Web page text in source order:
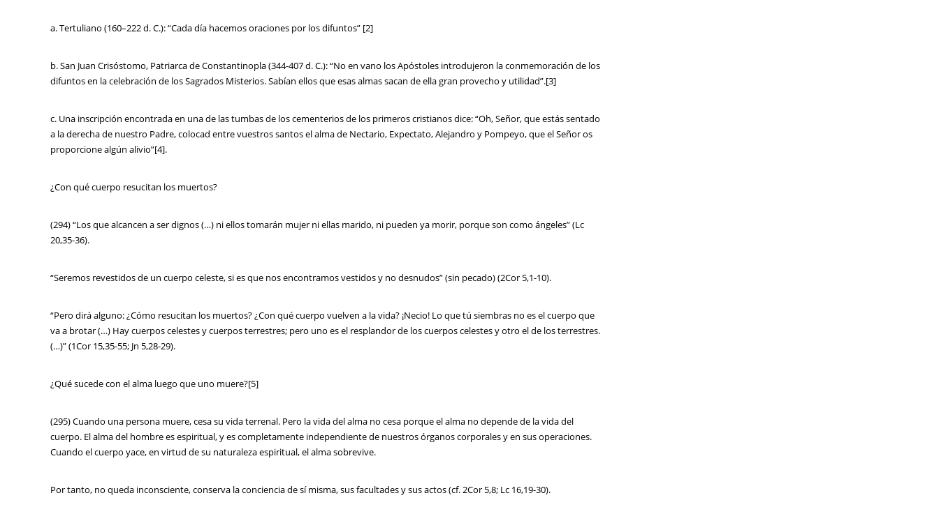
a. Tertuliano (160–222 d. C.): “Cada día hacemos oraciones por los difuntos” [2]
b. San Juan Crisóstomo, Patriarca de Constantinopla (344-407 d. C.): “No en vano los Apóstoles introdujeron la conmemoración de los
difuntos en la celebración de los Sagrados Misterios. Sabían ellos que esas almas sacan de ella gran provecho y utilidad”.[3]
c. Una inscripción encontrada en una de las tumbas de los cementerios de los primeros cristianos dice: “Oh, Señor, que estás sentado
a la derecha de nuestro Padre, colocad entre vuestros santos el alma de Nectario, Expectato, Alejandro y Pompeyo, que el Señor os
proporcione algún alivio”[4].
¿Con qué cuerpo resucitan los muertos?
(294) “Los que alcancen a ser dignos (…) ni ellos tomarán mujer ni ellas marido, ni pueden ya morir, porque son como ángeles” (Lc
20,35-36).
“Seremos revestidos de un cuerpo celeste, si es que nos encontramos vestidos y no desnudos” (sin pecado) (2Cor 5,1-10).
“Pero dirá alguno: ¿Cómo resucitan los muertos? ¿Con qué cuerpo vuelven a la vida? ¡Necio! Lo que tú siembras no es el cuerpo que
va a brotar (…) Hay cuerpos celestes y cuerpos terrestres; pero uno es el resplandor de los cuerpos celestes y otro el de los terrestres.
(…)” (1Cor 15,35-55; Jn 5,28-29).
¿Qué sucede con el alma luego que uno muere?[5]
(295) Cuando una persona muere, cesa su vida terrenal. Pero la vida del alma no cesa porque el alma no depende de la vida del
cuerpo. El alma del hombre es espiritual, y es completamente independiente de nuestros órganos corporales y en sus operaciones.
Cuando el cuerpo yace, en virtud de su naturaleza espiritual, el alma sobrevive.
Por tanto, no queda inconsciente, conserva la conciencia de sí misma, sus facultades y sus actos (cf. 2Cor 5,8; Lc 16,19-30).